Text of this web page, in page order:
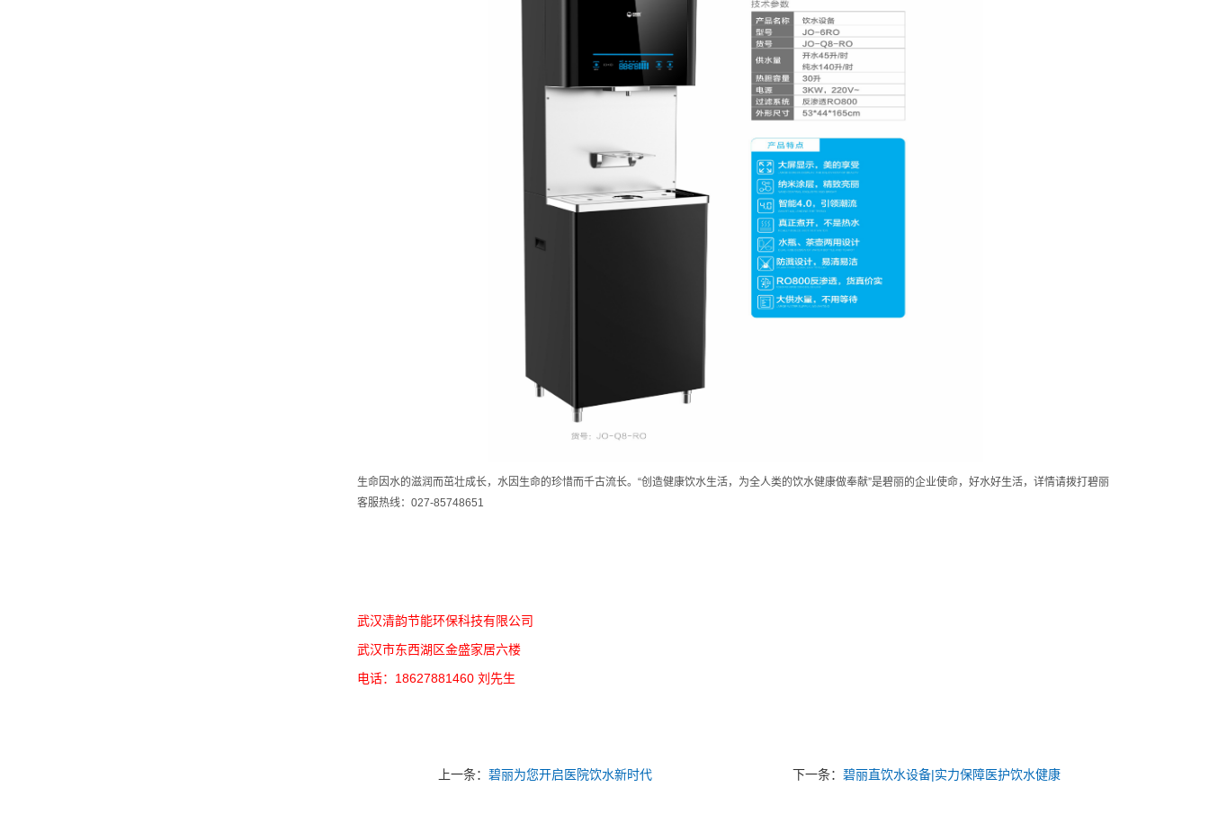
生命因水的滋润而茁壮成长，水因生命的珍惜而千古流长。“创造健康饮水生活，为全人类的饮水健康做奉献”是碧丽的企业使命，好水好生活，详情请拨打碧丽
客服热线：027-85748651
武汉清韵节能环保科技有限公司
武汉市东西湖区金盛家居六楼
电话：18627881460 刘先生
上一条：碧丽为您开启医院饮水新时代 下一条：碧丽直饮水设备|实力保障医护饮水健康